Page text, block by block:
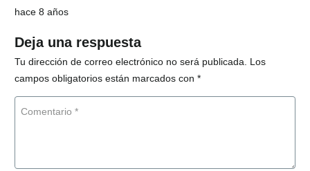
hace 8 años
Deja una respuesta
Tu dirección de correo electrónico no será publicada. Los
campos obligatorios están marcados con *